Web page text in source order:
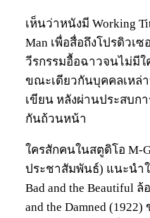
เห็นว่าหนังมี Working
Man เพื่อสื่อถึงโปรดิวเ
วีรกรรมอื้อฉาวจนไม่มี
ขณะเดียวกันบุคคลเหล่
เขียน หลังผ่านประสบก
กันถ้วนหน้า
ใครสักคนในสตูดิโอ M-
ประชาสัมพันธ์) แนะนำ
Bad and the Beautiful
and the Damned (1922)